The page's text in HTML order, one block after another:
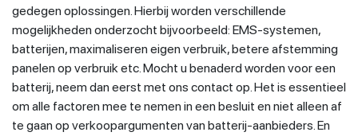
gedegen oplossingen. Hierbij worden verschillende
mogelijkheden onderzocht bijvoorbeeld: EMS-systemen,
batterijen, maximaliseren eigen verbruik, betere afstemming
panelen op verbruik etc. Mocht u benaderd worden voor een
batterij, neem dan eerst met ons contact op. Het is essentieel
om alle factoren mee te nemen in een besluit en niet alleen af
te gaan op verkoopargumenten van batterij-aanbieders. En